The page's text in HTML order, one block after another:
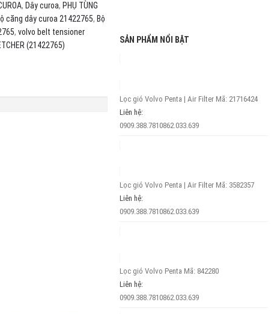
, Dây curoa, PHỤ TÙNG
căng dây curoa 21422765, Bộ
, volvo belt tensioner
(21422765)
SẢN PHẨM NỔI BẬT
Lọc gió Volvo Penta | Air Filter Mã: 21716424
Liên hệ:
0909.388.781 0862.033.639
Lọc gió Volvo Penta | Air Filter Mã: 3582357
Liên hệ:
0909.388.781 0862.033.639
Lọc gió Volvo Penta Mã: 842280
Liên hệ:
0909.388.781 0862.033.639